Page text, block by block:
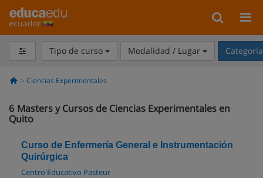
ecuador
Tipo de curso Modalidad / Lugar
Ciencias Experimentales
6 Masters y Cursos de Ciencias Experimentales en
Quito
Curso de Enfermería General e Instrumentación
Quirúrgica
Centro Educativo Pasteur